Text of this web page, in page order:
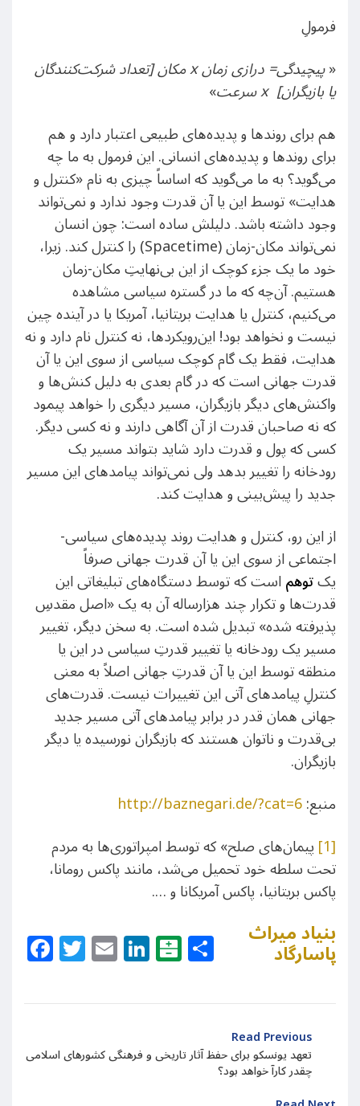
فرمولِ
«پیچیدگی= درازی زمانxمکان [تعداد شرکت‌کنندگان
یا بازیگران] x سرعت»
هم برای روند‌ها و پدیده‌های طبیعی اعتبار دارد و هم
برای روندها و پدیده‌های انسانی. این فرمول به ما چه
می‌گوید؟ به ما می‌گوید که اساساً چیزی به نام «کنترل و
هدایت» توسط این یا آن قدرت وجود ندارد و نمی‌تواند
وجود داشته باشد. دلیلش ساده است: چون انسان
نمی‌تواند مکان-زمان (Spacetime) را کنترل کند. زیرا،
خود ما یک جزء کوچک از این بی‌نهایتِ مکان-زمان
هستیم. آن‌چه که ما در گستره سیاسی مشاهده
می‌کنیم، کنترل یا هدایت بریتانیا، آمریکا یا در آینده چین
نیست و نخواهد بود! این‌رویکردها، نه کنترل نام دارد و نه
هدایت، فقط یک گام کوچک سیاسی از سوی این یا آن
قدرت جهانی است که در گام بعدی به دلیل کنش‌ها و
واکنش‌های دیگر بازیگران، مسیر دیگری را خواهد پیمود
که نه صاحبان قدرت از آن آگاهی دارند و نه کسی دیگر.
کسی که پول و قدرت دارد شاید بتواند مسیر یک
رودخانه را تغییر بدهد ولی نمی‌تواند پیامدهای این مسیر
جدید را پیش‌بینی و هدایت کند.
از این رو، کنترل و هدایت روند پدیده‌های سیاسی-
اجتماعی از سوی این یا آن قدرت جهانی صرفاً
یکتوهماست که توسط دستگاه‌های تبلیغاتی این
قدرت‌ها و تکرار چند هزارساله آن به یک «اصل مقدسِ
پذیرفته شده» تبدیل شده است. به سخن دیگر، تغییر
مسیر یک رودخانه یا تغییر قدرتِ سیاسی در این یا
منطقه توسط این یا آن قدرتِ جهانی اصلاً به معنی
کنترلِ پیامدهای آتی این تغییرات نیست. قدرت‌های
جهانی همان قدر در برابر پیامدهای آتی مسیر جدید
بی‌قدرت و ناتوان هستند که بازیگران نورسیده یا دیگر
بازیگران.
منبع:http://baznegari.de/?cat=6
[1] پیمان‌های صلح» که توسط امپراتوری‌ها به مردم
تحت سلطه خود تحمیل می‌شد، مانند پاکس رومانا،
پاکس بریتانیا، پاکس آمریکانا و ….
Facebook
Twitter
EmailLinkedIn
Balatarin
Share
بنیاد میراث
پاسارگاد
Read Previous
تعهد یونسکو برای حفظ آثار تاریخی و فرهنگی کشورهای اسلامی
چقدر کارآ خواهد بود؟